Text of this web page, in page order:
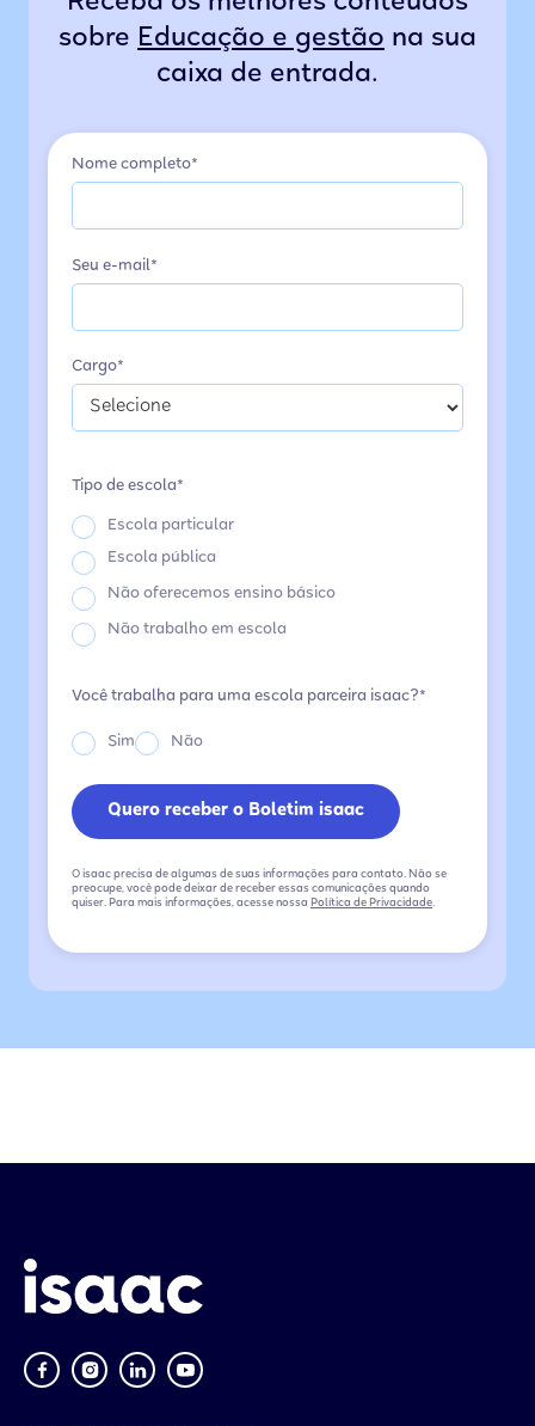
sobre Educação e gestão na sua
caixa de entrada.
Nome completo*
Seu e-mail*
Cargo*
Tipo de escola*
Escola particular
Escola pública
Não oferecemos ensino básico
Não trabalho em escola
Você trabalha para uma escola parceira isaac?*
Sim Não
O isaac precisa de algumas de suas informações para contato. Não se
preocupe, você pode deixar de receber essas comunicações quando
quiser. Para mais informações, acesse nossa Política de Privacidade.